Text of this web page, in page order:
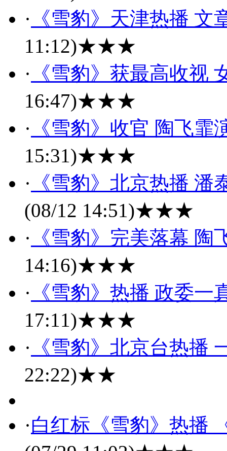
· 《雪豹》天津热播
11:12)★★★
· 《雪豹》获最高收视
16:47)★★★
· 《雪豹》收官 陶飞霏
15:31)★★★
· 《雪豹》北京热播
(08/12 14:51)★★★
· 《雪豹》完美落幕 陶
14:16)★★★
· 《雪豹》热播 政委
17:11)★★★
· 《雪豹》北京台热播
22:22)★★
·白红标《雪豹》热播